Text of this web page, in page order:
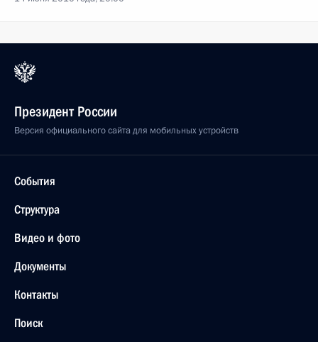
Президент России
Версия официального сайта для мобильных устройств
События
Структура
Видео и фото
Документы
Контакты
Поиск